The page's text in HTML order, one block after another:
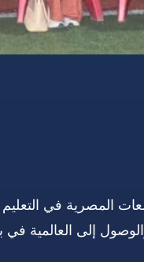
المصرية في
إلى العالمية